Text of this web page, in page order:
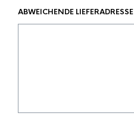
ABWEICHENDE LIEFERADRESSE